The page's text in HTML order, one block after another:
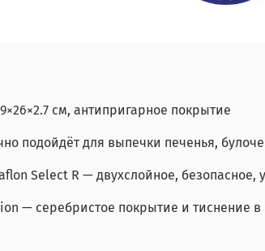
см, антипригарное покрытие
подойдёт для выпечки печенья,
Select R — двухслойное, безопасное,
— серебристое покрытие и тиснение